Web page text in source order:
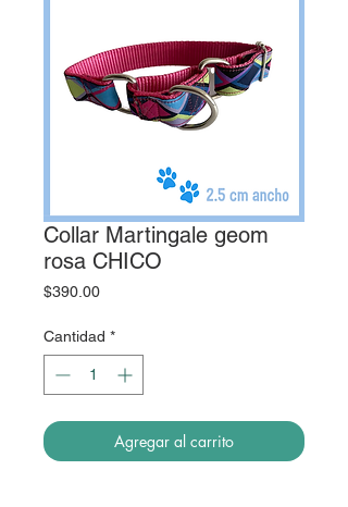
Collar Martingale geom
rosa CHICO
$390.00Precio
Cantidad *
Agregar al carrito